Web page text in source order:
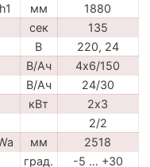
h1 мм
1880
сек
135
В
220, 24
В/Ач
4х6/150
В/Ач
24/30
кВт
2х3
2/2
мм
2518
град. -5 … +30